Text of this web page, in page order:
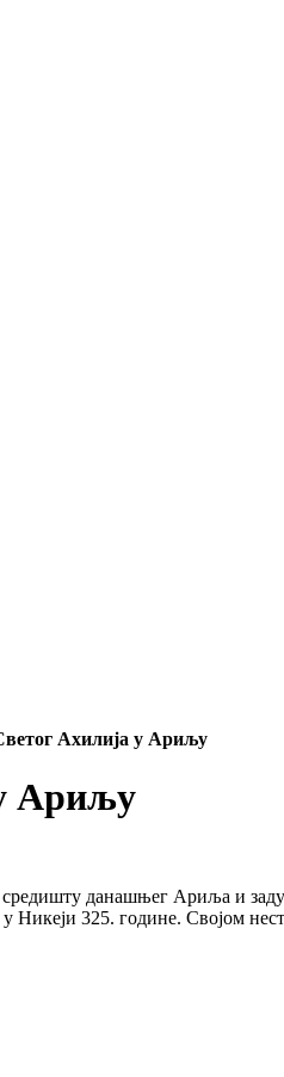
Ахилија у Ариљу
Ариљу
данашњег Ариља и
Никеји 325. године. Својом